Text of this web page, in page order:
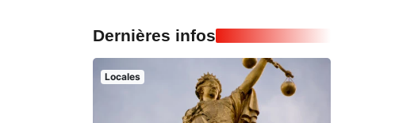
Dernières infos
Locales